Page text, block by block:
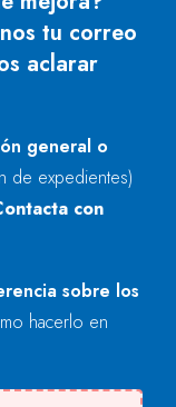
tu correo
aclarar
general o
de expedientes)
con
sobre los
hacerlo en